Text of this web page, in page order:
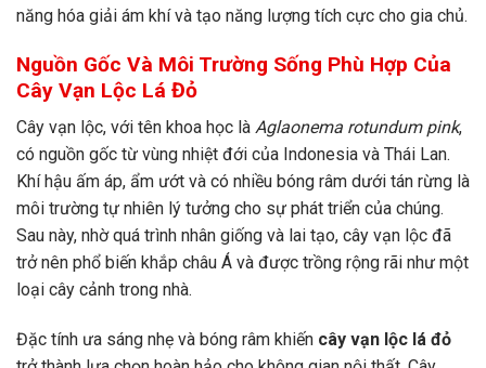
năng hóa giải ám khí và tạo năng lượng tích cực cho gia chủ.
Nguồn Gốc Và Môi Trường Sống Phù Hợp Của
Cây Vạn Lộc Lá Đỏ
Cây vạn lộc, với tên khoa học là Aglaonema rotundum pink,
có nguồn gốc từ vùng nhiệt đới của Indonesia và Thái Lan.
Khí hậu ấm áp, ẩm ướt và có nhiều bóng râm dưới tán rừng là
môi trường tự nhiên lý tưởng cho sự phát triển của chúng.
Sau này, nhờ quá trình nhân giống và lai tạo, cây vạn lộc đã
trở nên phổ biến khắp châu Á và được trồng rộng rãi như một
loại cây cảnh trong nhà.
Đặc tính ưa sáng nhẹ và bóng râm khiến cây vạn lộc lá đỏ